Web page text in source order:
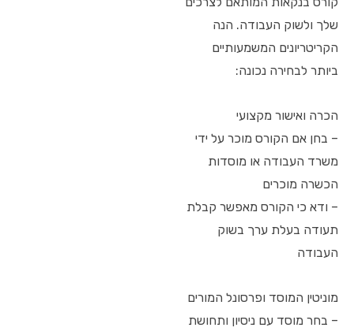
שלך ולשוק העבודה. הנה
הקריטריונים המשמעותיים
ביותר לבחירה נכונה:
הכרה ואישור מקצועי
– בחן אם הקורס מוכר על ידי
משרד העבודה או מוסדות
הכשרה מוכרים
– ודא כי הקורס מאפשר קבלת
תעודה בעלת ערך בשוק
העבודה
מוניטין המוסד ופרסונל המורים
– בחר מוסד עם ניסיון ותחושת